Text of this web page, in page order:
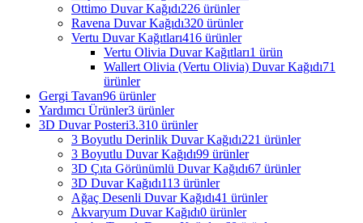
Ottimo Duvar Kağıdı226 ürünler
Ravena Duvar Kağıdı320 ürünler
Vertu Duvar Kağıtları416 ürünler
Vertu Olivia Duvar Kağıtları1 ürün
Wallert Olivia (Vertu Olivia) Duvar Kağıdı71
ürünler
Gergi Tavan96 ürünler
Yardımcı Ürünler3 ürünler
3D Duvar Posteri3.310 ürünler
3 Boyutlu Derinlik Duvar Kağıdı221 ürünler
3 Boyutlu Duvar Kağıdı99 ürünler
3D Çıta Görünümlü Duvar Kağıdı67 ürünler
3D Duvar Kağıdı113 ürünler
Ağaç Desenli Duvar Kağıdı41 ürünler
Akvaryum Duvar Kağıdı0 ürünler